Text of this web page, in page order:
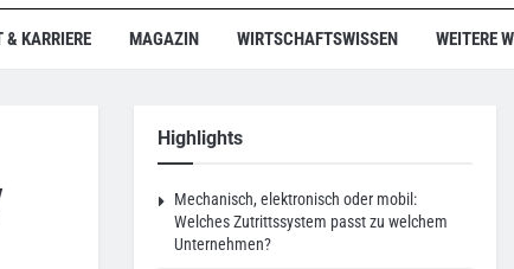
KARRIERE MAGAZIN WIRTSCHAFTSWISSEN WEITERE
Highlights
Mechanisch, elektronisch oder mobil:
Welches Zutrittssystem passt zu welchem
Unternehmen?